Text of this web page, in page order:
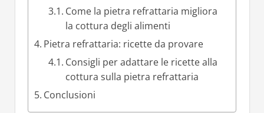
Come la pietra refrattaria migliora
la cottura degli alimenti
Pietra refrattaria: ricette da provare
Consigli per adattare le ricette alla
cottura sulla pietra refrattaria
Conclusioni